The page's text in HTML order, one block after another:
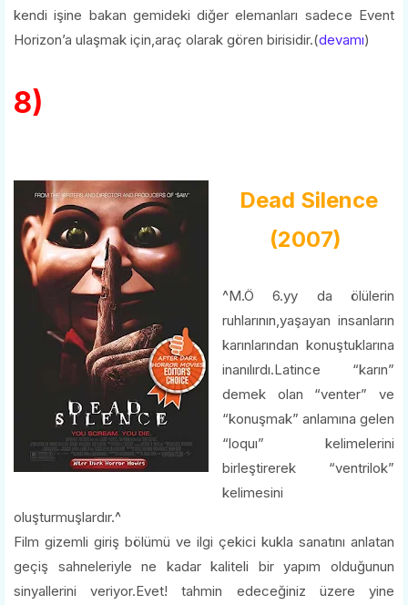
kendi işine bakan gemideki diğer elemanları sadece Event
Horizon’a ulaşmak için,araç olarak gören birisidir.(devamı)
8)
Dead Silence
(2007)
^M.Ö 6.yy da ölülerin
ruhlarının,yaşayan insanların
karınlarından konuştuklarına
inanılırdı.Latince “karın”
demek olan “venter” ve
“konuşmak” anlamına gelen
“loquı” kelimelerini
birleştirerek “ventrilok”
kelimesini
oluşturmuşlardır.^
Film gizemli giriş bölümü ve ilgi çekici kukla sanatını anlatan
geçiş sahneleriyle ne kadar kaliteli bir yapım olduğunun
sinyallerini veriyor.Evet! tahmin edeceğiniz üzere yine